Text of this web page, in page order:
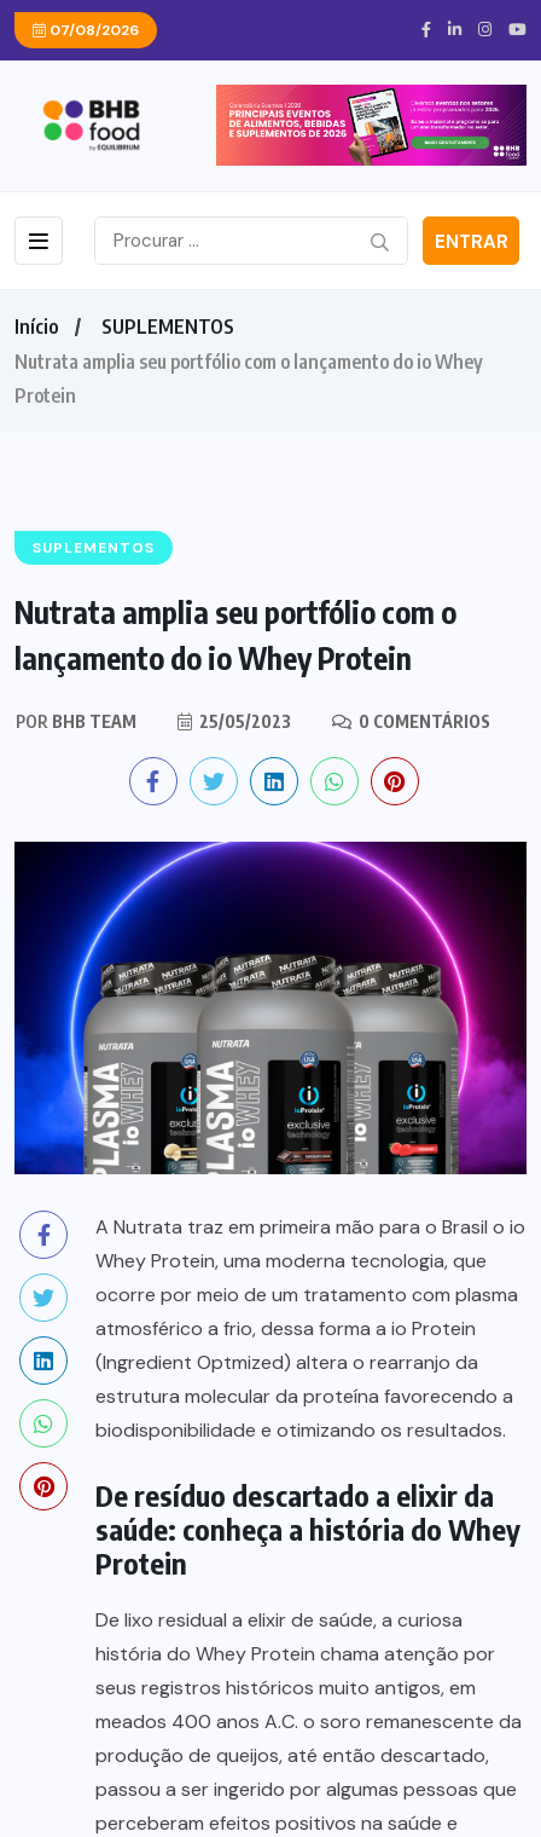
07/08/2026
ENTRAR
Início
SUPLEMENTOS
Nutrata amplia seu portfólio com o lançamento do io Whey
Protein
SUPLEMENTOS
Nutrata amplia seu portfólio com o
lançamento do io Whey Protein
POR BHB TEAM 25/05/2023 0 COMENTÁRIOS
A Nutrata traz em primeira mão para o Brasil o io
Whey Protein, uma moderna tecnologia, que
ocorre por meio de um tratamento com plasma
atmosférico a frio, dessa forma a io Protein
(Ingredient Optmized) altera o rearranjo da
estrutura molecular da proteína favorecendo a
biodisponibilidade e otimizando os resultados.
De resíduo descartado a elixir da
saúde: conheça a história do Whey
Protein
De lixo residual a elixir de saúde, a curiosa
história do Whey Protein chama atenção por
seus registros históricos muito antigos, em
meados 400 anos A.C. o soro remanescente da
produção de queijos, até então descartado,
passou a ser ingerido por algumas pessoas que
perceberam efeitos positivos na saúde e